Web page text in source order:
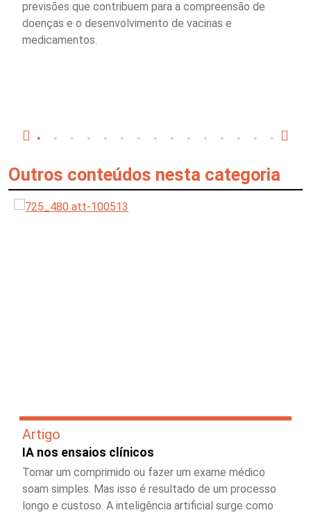
previsões que contribuem para a compreensão de
doenças e o desenvolvimento de vacinas e
medicamentos.
Outros conteúdos nesta categoria
Artigo
IA nos ensaios clínicos
Tomar um comprimido ou fazer um exame médico
soam simples. Mas isso é resultado de um processo
longo e custoso. A inteligência artificial surge como